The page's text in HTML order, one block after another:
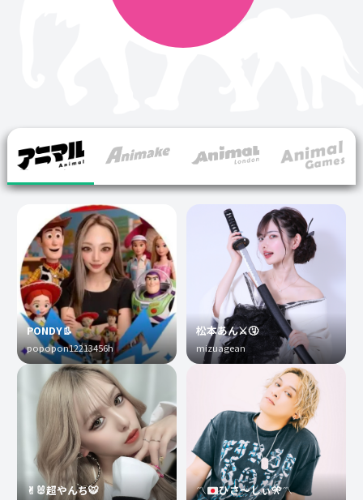
PONDY👢
popopon12213456h
✌︎🐰超やんち🐯
松本あん⚔️🤧
mizuagean
〽️ ひさ〜しぃ🎌〽️